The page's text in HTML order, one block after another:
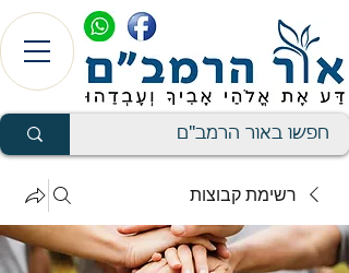
רשימת קבוצות